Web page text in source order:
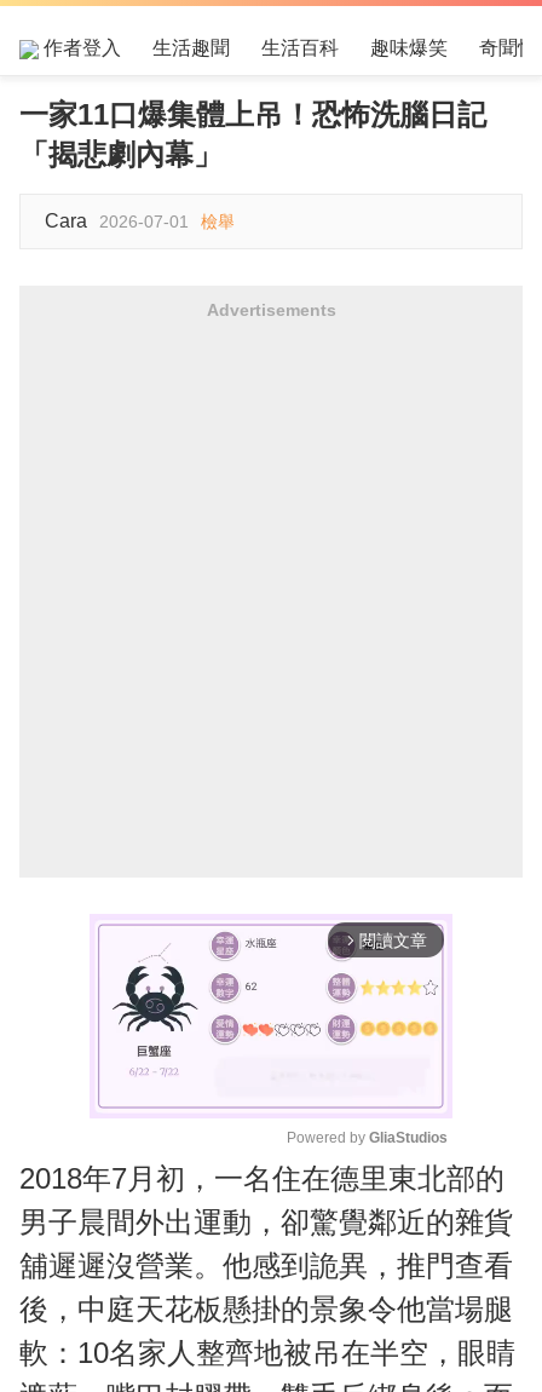
作者登入 生活趣聞 生活百科 趣味爆笑 奇聞怪
一家11口爆集體上吊！恐怖洗腦日記
「揭悲劇內幕」
Cara 2026-07-01 檢舉
Advertisements
arrow_forward_ios 閱讀文章
M
u
t
Powered by GliaStudios
2018年7月初，一名住在德里東北部的
男子晨間外出運動，卻驚覺鄰近的雜貨
舖遲遲沒營業。他感到詭異，推門查看
後，中庭天花板懸掛的景象令他當場腿
軟：10名家人整齊地被吊在半空，眼睛